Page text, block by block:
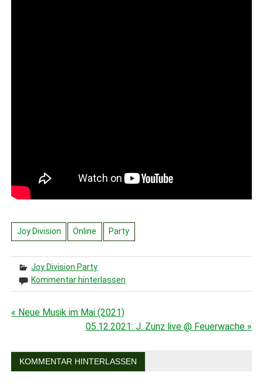
Joy Division Online Party
Joy Division Party
Kommentar hinterlassen
Beitragsnavigation
« Neue Musik im Mai (2021)
05.12.2021: J. Zunz live @ Feuerwache »
KOMMENTAR HINTERLASSEN